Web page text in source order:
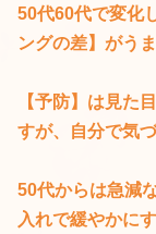
50代60代で変化
ングの差】がう
【予防】は見た
すが、自分で気
50代からは急減
入れで緩やかに